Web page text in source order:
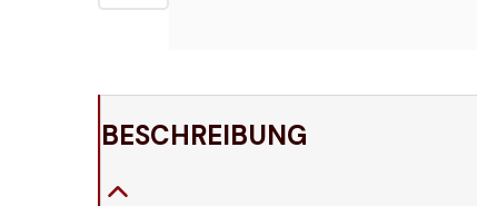
BESCHREIBUNG